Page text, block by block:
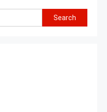
Search
for: